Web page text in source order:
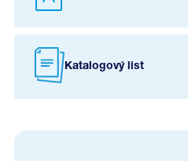
Katalogový list